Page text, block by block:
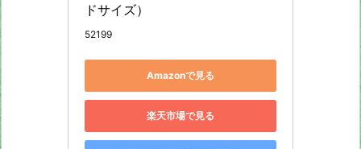
ドサイズ）
52199
Amazonで見る
楽天市場で見る